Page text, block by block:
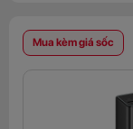
Mua kèm giá sốc